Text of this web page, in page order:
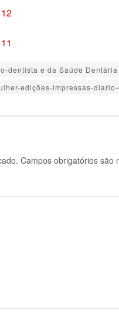
dentista e da Saúde Dentária
edições-impressas-
Campos obrigatórios são